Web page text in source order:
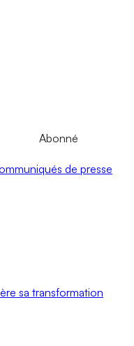
Abonné
de presse
sa transformation